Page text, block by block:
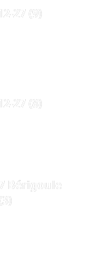
27 (9)
27 (8)
Bérigoule